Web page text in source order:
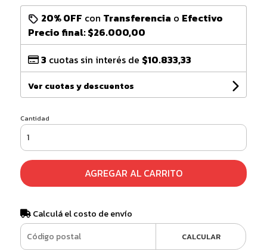
20% OFF con Transferencia o Efectivo
Precio final:$26.000,00
3 cuotas sin interés de $10.833,33
Ver cuotas y descuentos
Cantidad
AGREGAR AL CARRITO
Calculá el costo de envío
CALCULAR